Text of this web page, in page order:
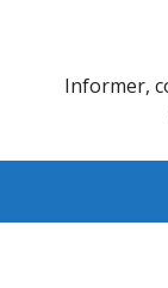
Informer,